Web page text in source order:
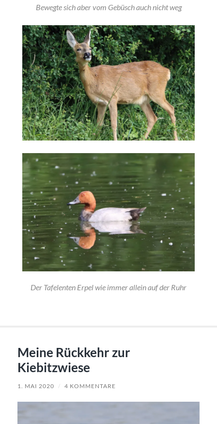
Bewegte sich aber vom Gebüsch auch nicht weg
Der Tafelenten Erpel wie immer allein auf der Ruhr
Meine Rückkehr zur
Kiebitzwiese
1. MAI 2020 / 4 KOMMENTARE